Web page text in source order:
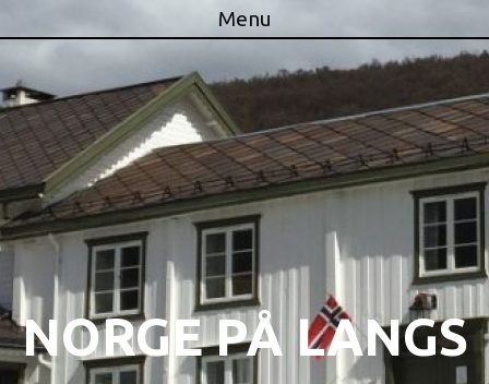
Menu
Skip to content
NORGE PÅ LANGS